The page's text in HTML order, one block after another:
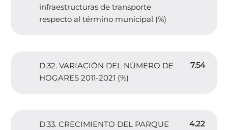
infraestructuras de transporte
respecto al término municipal (%)
D.32. VARIACIÓN DEL NÚMERO DE
HOGARES 2011-2021 (%)
7.54
D.33. CRECIMIENTO DEL PARQUE
4.22